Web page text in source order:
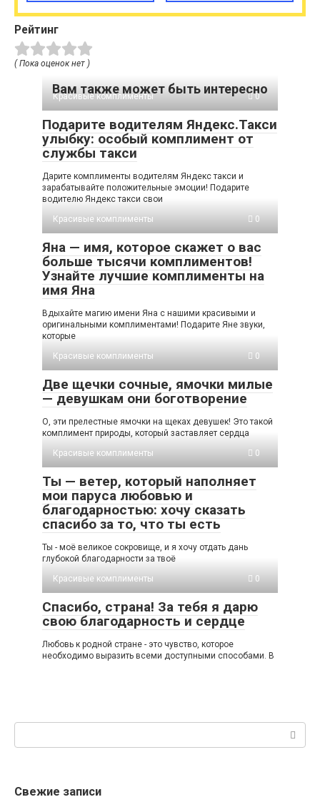
Рейтинг
( Пока оценок нет )
Вам также может быть интересно
Красивые комплименты 0
Подарите водителям Яндекс.Такси
улыбку: особый комплимент от
службы такси
Дарите комплименты водителям Яндекс такси и
зарабатывайте положительные эмоции! Подарите
водителю Яндекс такси свои
Красивые комплименты
0
Яна — имя, которое скажет о вас
больше тысячи комплиментов!
Узнайте лучшие комплименты на
имя Яна
Вдыхайте магию имени Яна с нашими красивыми и
оригинальными комплиментами! Подарите Яне звуки,
которые
Красивые комплименты
0
Две щечки сочные, ямочки милые
— девушкам они боготворение
О, эти прелестные ямочки на щеках девушек! Это такой
комплимент природы, который заставляет сердца
Красивые комплименты
0
Ты — ветер, который наполняет
мои паруса любовью и
благодарностью: хочу сказать
спасибо за то, что ты есть
Ты - моё великое сокровище, и я хочу отдать дань
глубокой благодарности за твоё
Красивые комплименты
0
Спасибо, страна! За тебя я дарю
свою благодарность и сердце
Любовь к родной стране - это чувство, которое
необходимо выразить всеми доступными способами. В
Свежие записи